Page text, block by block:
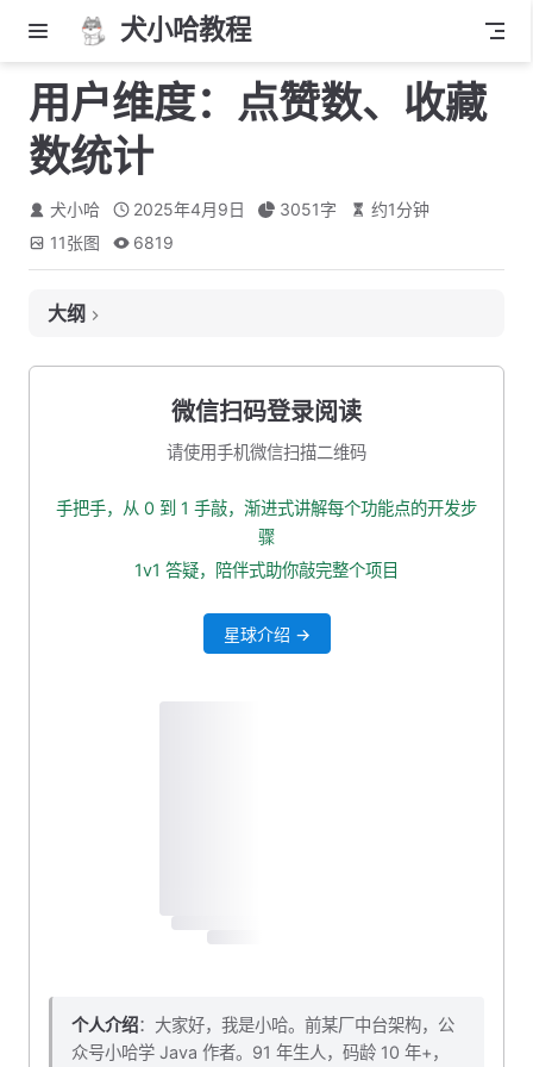
犬小哈教程
用户维度：点赞数、收藏
数统计
犬小哈 2025年4月9日 3051字 约1分钟
11张图 6819
大纲
封装 mapper 查询方法
DTO 设置发布者 ID
修改 service 层
计数服务：重构 Redis 计数
本小节源码下载
微信扫码登录阅读
请使用手机微信扫描二维码
手把手，从 0 到 1 手敲，渐进式讲解每个功能点的开发步
骤
1v1 答疑，陪伴式助你敲完整个项目
星球介绍 →
个人介绍：大家好，我是小哈。前某厂中台架构，公
众号小哈学 Java 作者。91 年生人，码龄 10 年+，